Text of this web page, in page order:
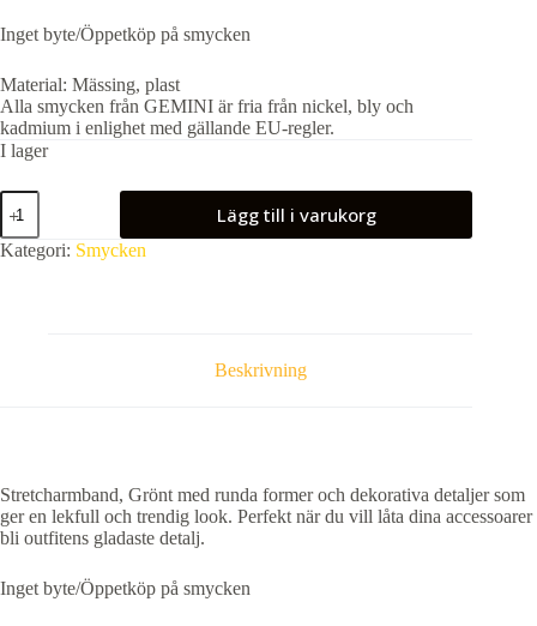
Inget byte/Öppetköp på smycken
Material: Mässing, plast
Alla smycken från GEMINI är fria från nickel, bly och
kadmium i enlighet med gällande EU-regler.
I lager
Stretcharmband,
Grönt
mängd
Lägg till i varukorg
Kategori: Smycken
Beskrivning
Stretcharmband, Grönt med runda former och dekorativa detaljer som
ger en lekfull och trendig look. Perfekt när du vill låta dina accessoarer
bli outfitens gladaste detalj.
Inget byte/Öppetköp på smycken